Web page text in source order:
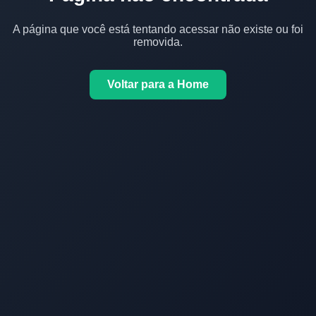
A página que você está tentando acessar não existe ou foi
removida.
Voltar para a Home